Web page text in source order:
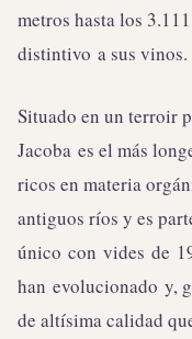
metros hasta los
distintivo a sus vinos.
Situado en un terroir
Jacoba es el más
ricos en materia
antiguos ríos y es
único con vides de
han evolucionado y,
de altísima calidad